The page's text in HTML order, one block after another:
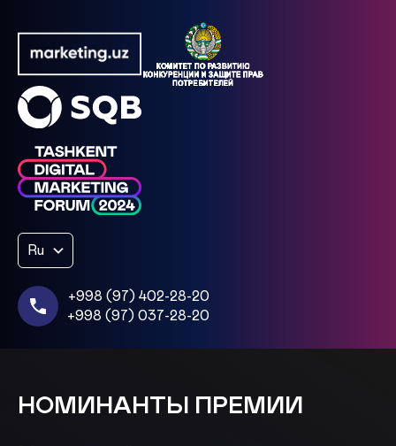
Ru
+998 (97) 402-28-20
+998 (97) 037-28-20
НОМИНАНТЫ ПРЕМИИ